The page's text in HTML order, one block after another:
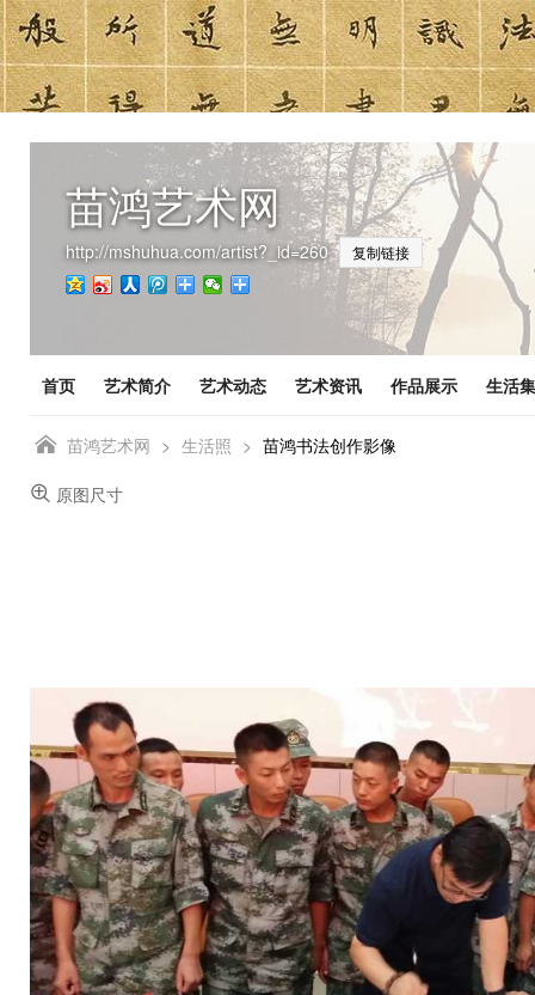
苗鸿艺术网
http://mshuhua.com/artist?_id=260 复制链接
首页 艺术简介 艺术动态 艺术资讯 作品展示 生活集
苗鸿艺术网
 > 生活照 > 苗鸿书法创作影像
 原图尺寸